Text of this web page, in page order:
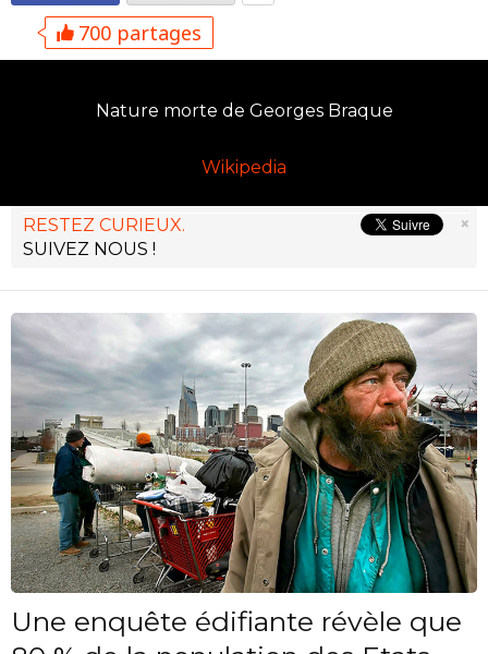
700 partages
Nature morte de Georges Braque
Wikipedia
×
RESTEZ CURIEUX.
SUIVEZ NOUS !
Une enquête édifiante révèle que